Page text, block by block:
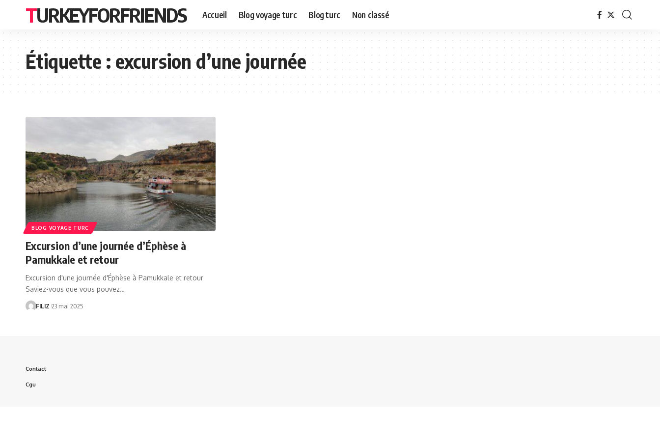
TURKEYFORFRIENDS Accueil Blog voyage turc Blog turc Non classé
Étiquette :excursion d’une journée
BLOG VOYAGE TURC
Excursion d’une journée d’Éphèse à
Pamukkale et retour
Excursion d'une journée d'Éphèse à Pamukkale et retour
Saviez-vous que vous pouvez…
FILIZ 23 mai 2025
Contact
Cgu